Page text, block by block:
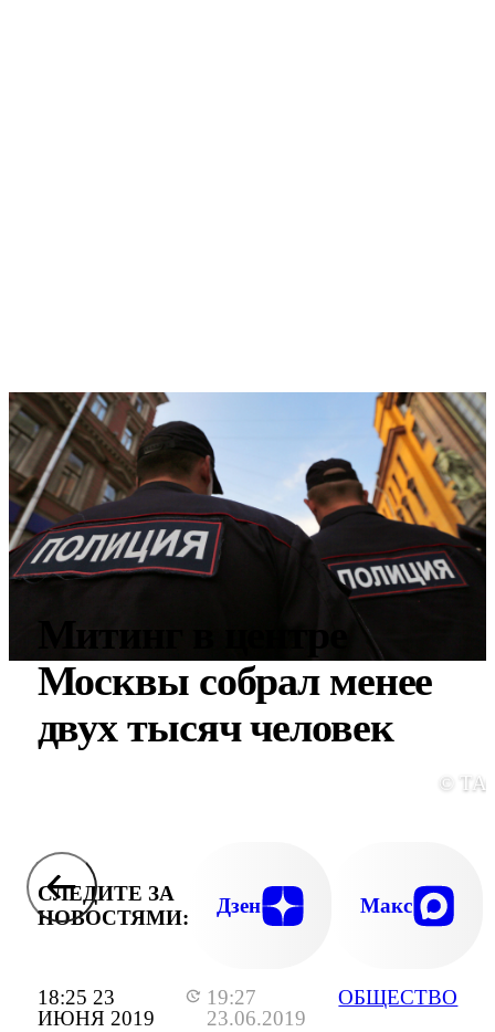
18:25 23
ИЮНЯ 2019
19:27
23.06.2019
ОБЩЕСТВО
Митинг в центре
Москвы собрал менее
двух тысяч человек
©
СЛЕДИТЕ ЗА
НОВОСТЯМИ:
Дзен Макс